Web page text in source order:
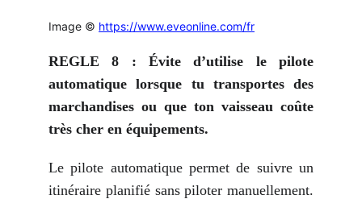
Image © https://www.eveonline.com/fr
REGLE 8 : Évite d’utilise le pilote
automatique lorsque tu transportes des
marchandises ou que ton vaisseau coûte
très cher en équipements.
Le pilote automatique permet de suivre un
itinéraire planifié sans piloter manuellement.